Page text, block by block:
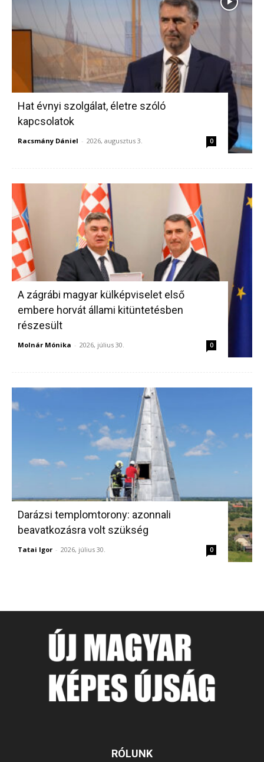
Hat évnyi szolgálat, életre szóló
kapcsolatok
Racsmány Dániel - 2026, augusztus 3. 0
A zágrábi magyar külképviselet első
embere horvát állami kitüntetésben
részesült
Molnár Mónika - 2026, július 30. 0
Darázsi templomtorony: azonnali
beavatkozásra volt szükség
Tatai Igor - 2026, július 30. 0
RÓLUNK